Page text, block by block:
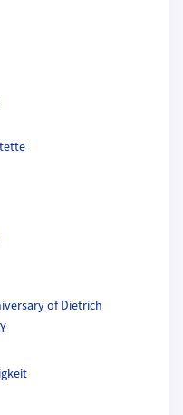
of Dietrich